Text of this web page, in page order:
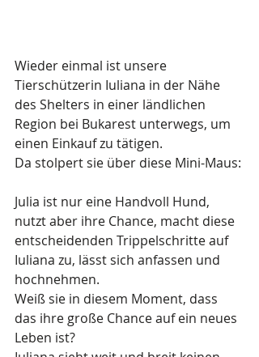
Wieder einmal ist unsere
Tierschützerin Iuliana in der Nähe
des Shelters in einer ländlichen
Region bei Bukarest unterwegs, um
einen Einkauf zu tätigen.
Da stolpert sie über diese Mini-Maus:
Julia ist nur eine Handvoll Hund,
nutzt aber ihre Chance, macht diese
entscheidenden Trippelschritte auf
Iuliana zu, lässt sich anfassen und
hochnehmen.
Weiß sie in diesem Moment, dass
das ihre große Chance auf ein neues
Leben ist?